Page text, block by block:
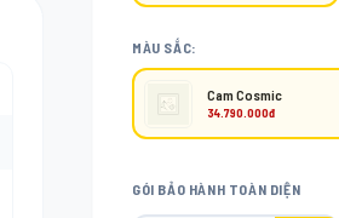
MÀU SẮC:
Cam Cosmic
34.790.000đ
GÓI BẢO HÀNH TOÀN DIỆN